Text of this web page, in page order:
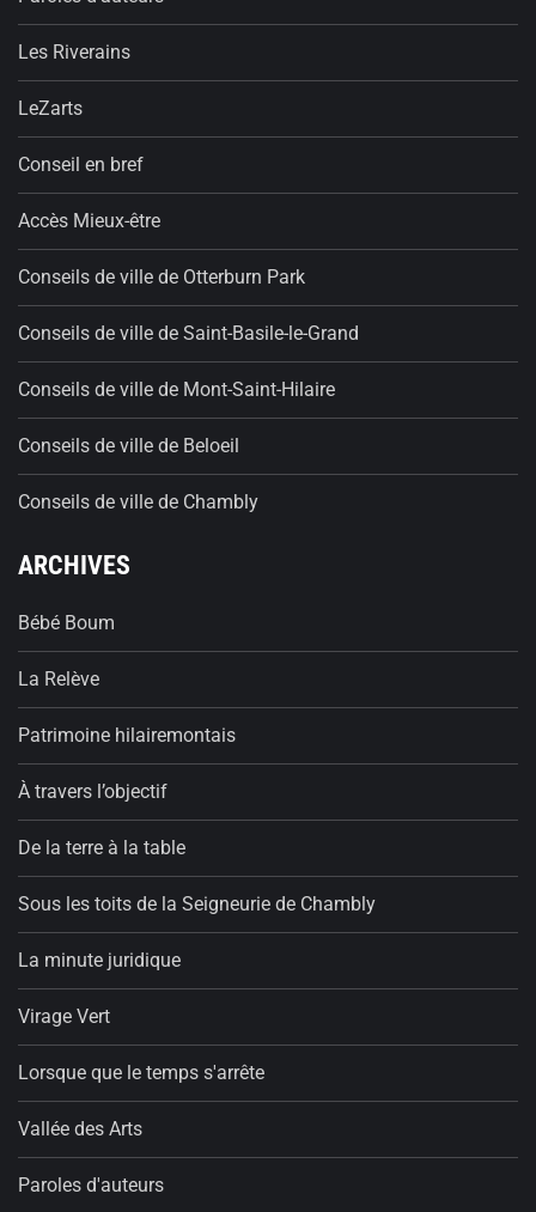
Les Riverains
LeZarts
Conseil en bref
Accès Mieux-être
Conseils de ville de Otterburn Park
Conseils de ville de Saint-Basile-le-Grand
Conseils de ville de Mont-Saint-Hilaire
Conseils de ville de Beloeil
Conseils de ville de Chambly
ARCHIVES
Bébé Boum
La Relève
Patrimoine hilairemontais
À travers l’objectif
De la terre à la table
Sous les toits de la Seigneurie de Chambly
La minute juridique
Virage Vert
Lorsque que le temps s'arrête
Vallée des Arts
Paroles d'auteurs